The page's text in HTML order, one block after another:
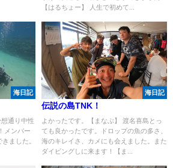
【はるちょー】 人生で初めて...
海日記
通り中性
メンバー
ました。
海日記
伝説の島TNK！
よかったです。【まなぶ】 渡名喜島とっ
ても良かったです。ドロップの魚の多さ、
海のキレイさ、カメにも会えました。また
ダイビングしに来ます！【ま...